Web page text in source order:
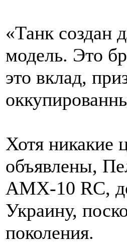
«Танк создан
модель. Это
это вклад,
Хотя никакие
объявлены,
AMX-10 RC,
Украину,
поколения.